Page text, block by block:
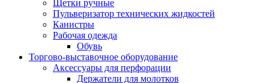
Щетки ручные
Пульверизатор технических жидкостей
Канистры
Рабочая одежда
Обувь
Торгово-выставочное оборудование
Аксессуары для перфорации
Держатели для молотков